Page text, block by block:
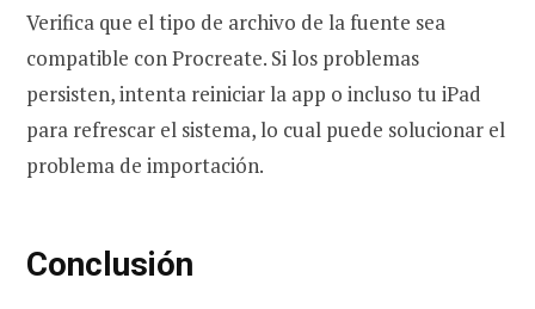
Verifica que el tipo de archivo de la fuente sea
compatible con Procreate. Si los problemas
persisten, intenta reiniciar la app o incluso tu iPad
para refrescar el sistema, lo cual puede solucionar el
problema de importación.
Conclusión